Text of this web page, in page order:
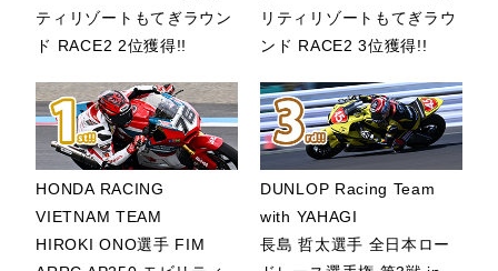
FIM ワールドスーパ
ースポーツ世界選手
権 in イギリス
CRU Racing
Team
13位
PEROLARI選
手/Honda
Racing World
Supersport
14位
JESPERSEN選
ティリゾートもてぎラウン
ド RACE2 2位獲得!!
リティリゾートもてぎラウ
ンド RACE2 3位獲得!!
HONDA RACING
VIETNAM TEAM
HIROKI ONO選手 FIM
DUNLOP Racing Team
with YAHAGI
長島 哲太選手 全日本ロー